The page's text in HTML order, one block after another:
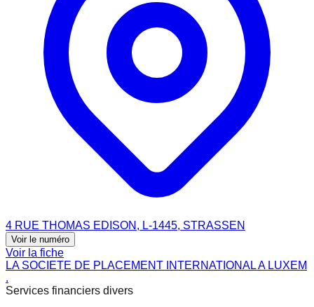
4 RUE THOMAS EDISON, L-1445, STRASSEN
Voir le numéro
Voir la fiche
LA SOCIETE DE PLACEMENT INTERNATIONAL A LUXEM
.
Services financiers divers